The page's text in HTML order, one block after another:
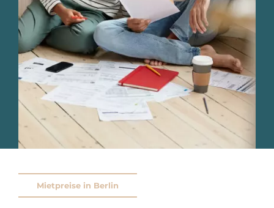
Mietpreise in Berlin